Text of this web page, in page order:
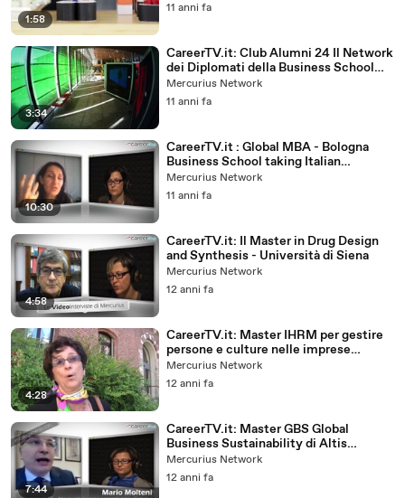
1:58
11 anni fa
3:34
CareerTV.it: Club Alumni 24 Il Network
dei Diplomati della Business School
del Sole24ORE
Mercurius Network
11 anni fa
10:30
CareerTV.it : Global MBA - Bologna
Business School taking Italian
excellence global
Mercurius Network
11 anni fa
4:58
CareerTV.it: Il Master in Drug Design
and Synthesis - Università di Siena
Mercurius Network
12 anni fa
4:28
CareerTV.it: Master IHRM per gestire
persone e culture nelle imprese
internazionali
Mercurius Network
12 anni fa
7:44
CareerTV.it: Master GBS Global
Business Sustainability di Altis
Universita' Cattolica
Mercurius Network
12 anni fa